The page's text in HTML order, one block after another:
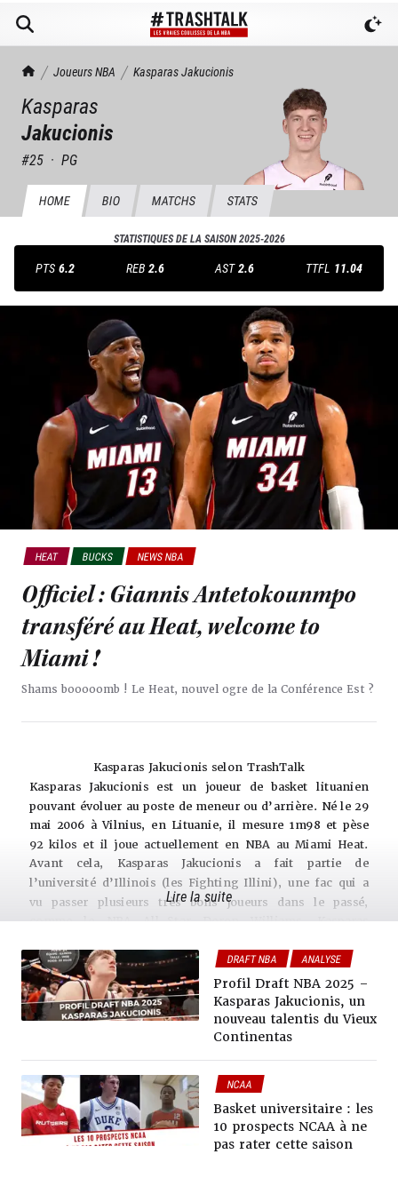
TrashTalk Actu NBA
Joueurs NBA KasparasJakucionis
Kasparas
Jakucionis
#25 · PG
HOME BIO MATCHS STATS
STATISTIQUES DE LA SAISON2025-2026
PTS 6.2 REB 2.6 AST 2.6 TTFL 11.04
HEAT BUCKS NEWS NBA
Officiel : Giannis Antetokounmpo
transféré au Heat, welcome to
Miami !
Shams booooomb ! Le Heat, nouvel ogre de la Conférence Est ?
Kasparas Jakucionis selon TrashTalk
Kasparas Jakucionis est un joueur de basket lituanien
pouvant évoluer au poste de meneur ou d’arrière. Né le 29
mai 2006 à Vilnius, en Lituanie, il mesure 1m98 et pèse
92 kilos et il joue actuellement en NBA au Miami Heat.
Avant cela, Kasparas Jakucionis a fait partie de
l’université d’Illinois (les Fighting Illini), une fac qui a
vu passer plusieurs très bons joueurs dans le passé,
comme le NBA All-Star Deron Williams. Kasparas
Draft 2025 de la NBA, après avoir été sélectionné en
vingtième position par le Heat.
Kasparas Jakucionis, gloire aux meneurs de grande taille
A l’instar de basketteurs NBA comme Luka Doncic ou
encore Josh Giddey, Kasparas Jakucionis est un meneur de
scorer à toutes les distances (le tir à 3-points étant
encore irrégulier avec 32% à Illinois), son apport au
rebond et ses qualités de playmaker en font un joueur
très polyvalent pouvant impacter dans tous les
compartiments du jeu. (15 points, 5 passes et presque 6
Lire la suite
DRAFT NBA
ANALYSE
FUTURES STARS
Profil Draft NBA 2025 –
Kasparas Jakucionis, un
nouveau talentis du Vieux
Continentas
NCAA
Basket universitaire : les
10 prospects NCAA à ne
pas rater cette saison